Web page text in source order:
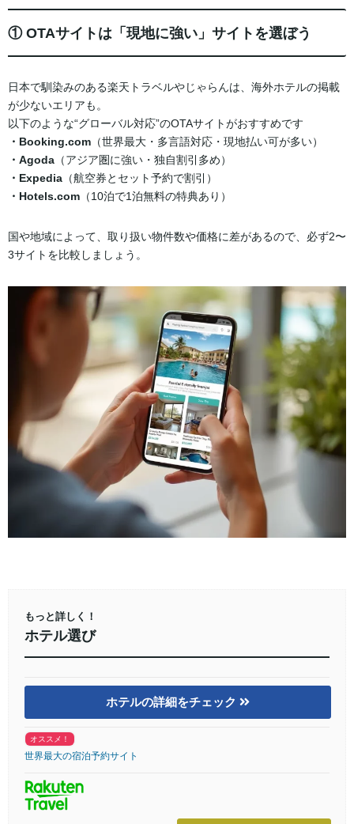
① OTAサイトは「現地に強い」サイトを選ぼう
日本で馴染みのある楽天トラベルやじゃらんは、海外ホテルの掲載
が少ないエリアも。
以下のような“グローバル対応”のOTAサイトがおすすめです
・Booking.com （世界最大・多言語対応・現地払い可が多い）
・Agoda （アジア圏に強い・独自割引多め）
・Expedia （航空券とセット予約で割引）
・Hotels.com （10泊で1泊無料の特典あり）
国や地域によって、取り扱い物件数や価格に差があるので、必ず2〜
3サイトを比較しましょう。
もっと詳しく！
ホテル選び
ホテルの詳細をチェック
オススメ！
世界最大の宿泊予約サイト